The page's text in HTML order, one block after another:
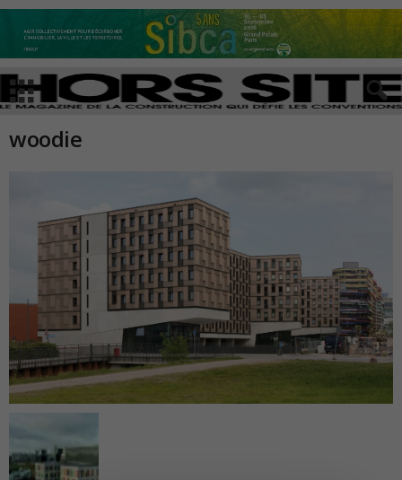
woodie